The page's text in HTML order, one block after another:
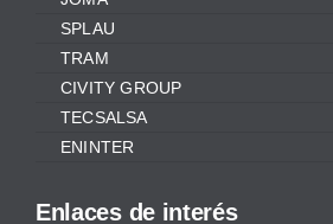
SPLAU
TRAM
CIVITY GROUP
TECSALSA
ENINTER
Enlaces de interés